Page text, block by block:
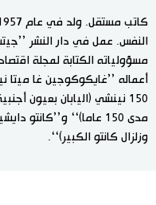
النفس. عمل في دار النشر
مسؤولياته الكتابة لمجلة
أعماله ’’غايكوكوجين غا
150 نينشي (اليابان بعيون
مدى 150 عاما)‘‘
وزلزال كانتو الكبير)‘‘.